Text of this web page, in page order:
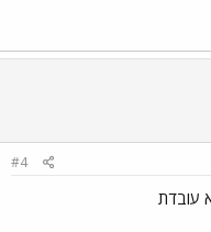
#4
עובדת